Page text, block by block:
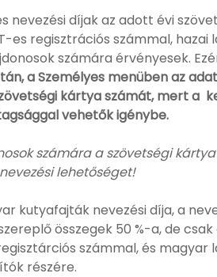
FELIRATKOZÁS
nevezési díjak az adott évi
es regisztrációs számmal, hazai
számára érvényesek.
a Személyes menüben az
kártya számát, mert a
vehetők igénybe.
számára a szövetségi
lehetőséget!
kutyafajták nevezési díja, a
összegek 50 %-a, de csak
számmal, és magyar
részére.